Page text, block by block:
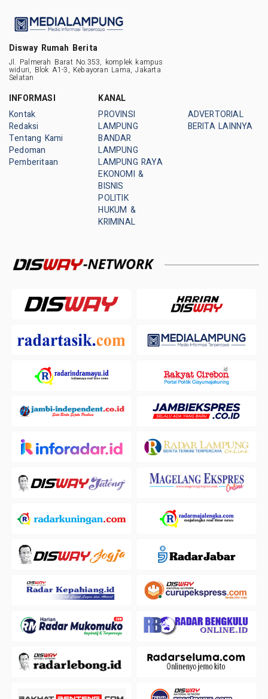
Disway Rumah Berita
Jl. Palmerah Barat No.353, komplek kampus
widuri, Blok A1-3, Kebayoran Lama, Jakarta
Selatan
INFORMASI
Kontak
Redaksi
Tentang Kami
Pedoman
Pemberitaan
KANAL
PROVINSI
LAMPUNG
BANDAR
LAMPUNG
LAMPUNG RAYA
EKONOMI &
BISNIS
POLITIK
HUKUM &
KRIMINAL
ADVERTORIAL
BERITA LAINNYA